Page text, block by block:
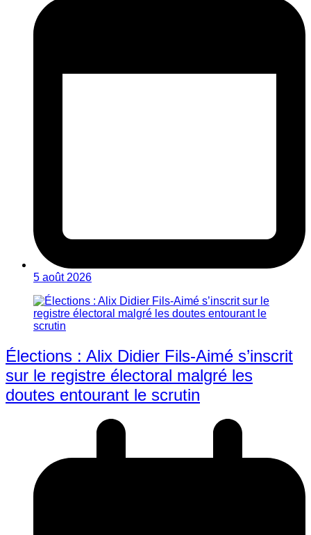
5 août 2026
Élections : Alix Didier Fils-Aimé s’inscrit
sur le registre électoral malgré les
doutes entourant le scrutin